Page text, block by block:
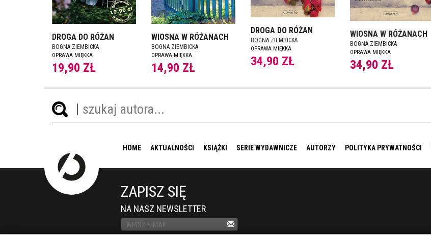
DROGA DO RÓŻAN
BOGNA ZIEMBICKA
OPRAWA MIĘKKA
19,90 ZŁ
WIOSNA W RÓŻANACH
BOGNA ZIEMBICKA
OPRAWA MIĘKKA
14,90 ZŁ
DROGA DO RÓŻAN
BOGNA ZIEMBICKA
OPRAWA MIĘKKA
34,90 ZŁ
WIOSNA W RÓŻANACH
BOGNA ZIEMBICKA
OPRAWA MIĘKKA
34,90 ZŁ
HOME AKTUALNOŚCI KSIĄŻKI SERIE WYDAWNICZE AUTORZY POLITYKA PRYWATNOŚCI
ZAPISZ SIĘ
NA NASZ NEWSLETTER